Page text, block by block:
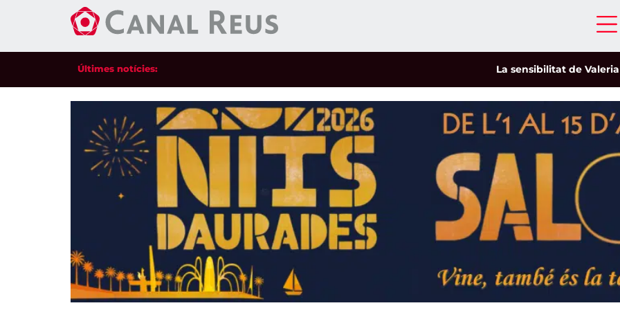
Últimes notícies: La sensibilitat de Valeria